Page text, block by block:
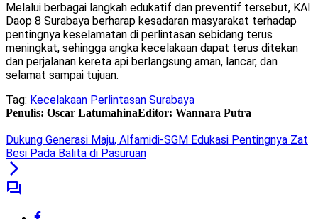
Melalui berbagai langkah edukatif dan preventif tersebut, KAI
Daop 8 Surabaya berharap kesadaran masyarakat terhadap
pentingnya keselamatan di perlintasan sebidang terus
meningkat, sehingga angka kecelakaan dapat terus ditekan
dan perjalanan kereta api berlangsung aman, lancar, dan
selamat sampai tujuan.
Tag: Kecelakaan Perlintasan Surabaya
Penulis: Oscar LatumahinaEditor: Wannara Putra
Dukung Generasi Maju, Alfamidi-SGM Edukasi Pentingnya Zat
Besi Pada Balita di Pasuruan